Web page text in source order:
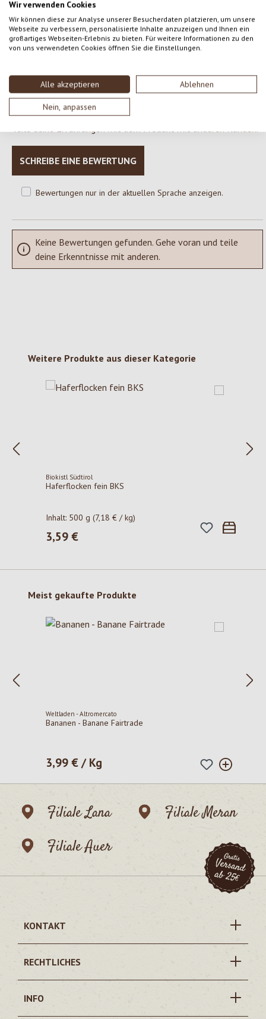
Wir verwenden Cookies
Wir können diese zur Analyse unserer Besucherdaten platzieren, um unsere
Webseite zu verbessern, personalisierte Inhalte anzuzeigen und Ihnen ein
großartiges Webseiten-Erlebnis zu bieten. Für weitere Informationen zu den
von uns verwendeten Cookies öffnen Sie die Einstellungen.
Alle akzeptieren Ablehnen
Nein, anpassen
**aus biodynamischer Erzeugung
Durchschnittliche Bewertung von 0 von 5 Sternen
Gib eine Bewertung ab!
Teile deine Erfahrungen mit dem Produkt mit anderen Kunden.
SCHREIBE EINE BEWERTUNG
Bewertungen nur in der aktuellen Sprache anzeigen.
Keine Bewertungen gefunden. Gehe voran und teile
deine Erkenntnisse mit anderen.
Produktgalerie überspringen
Weitere Produkte aus dieser Kategorie
Biokistl Südtirol
Haferflocken fein BKS
Inhalt: 500 g(7,18 € / kg)
Regulärer Preis:
3,59 €
Produktgalerie überspringen
Meist gekaufte Produkte
Weltladen - Altromercato
Bananen - Banane Fairtrade
Regulärer Preis:
3,99 € / Kg
Filiale Lana
Filiale Meran
Filiale Auer
KONTAKT
RECHTLICHES
INFO